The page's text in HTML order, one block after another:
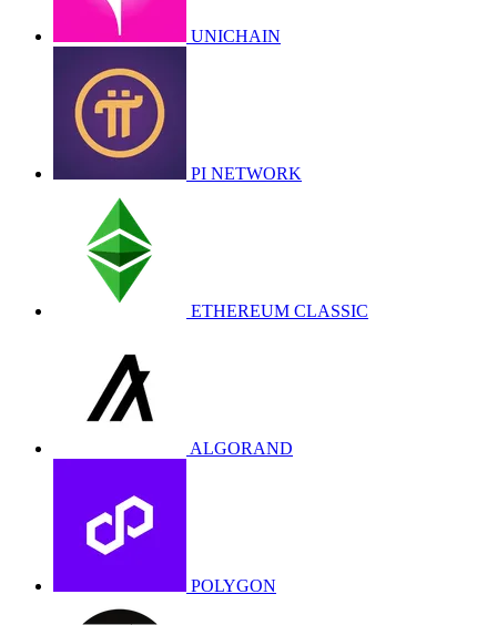
UNICHAIN
PI NETWORK
ETHEREUM CLASSIC
ALGORAND
POLYGON